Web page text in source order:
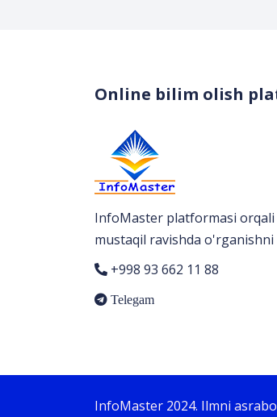
Online bilim olish
InfoMaster platformasi
mustaqil ravishda o'rganishni
+998 93 662 11 88
Telegam
InfoMaster 2024. Ilmni